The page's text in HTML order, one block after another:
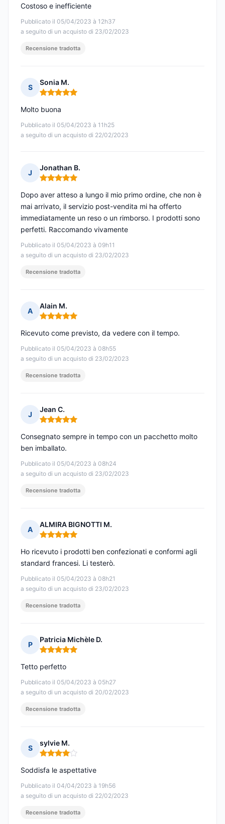
Pubblicato il 05/04/2023 à 12h37
a seguito di un acquisto di 23/02/2023
Costoso e inefficiente
Recensione tradotta
S
Sonia M.
Nota: 5 su 5
Pubblicato il 05/04/2023 à 11h25
a seguito di un acquisto di 22/02/2023
Molto buona
J
Jonathan B.
Nota: 5 su 5
Pubblicato il 05/04/2023 à 09h11
a seguito di un acquisto di 23/02/2023
Dopo aver atteso a lungo il mio primo ordine, che non è
mai arrivato, il servizio post-vendita mi ha offerto
immediatamente un reso o un rimborso. I prodotti sono
perfetti. Raccomando vivamente
Recensione tradotta
A
Alain M.
Nota: 5 su 5
Pubblicato il 05/04/2023 à 08h55
a seguito di un acquisto di 23/02/2023
Ricevuto come previsto, da vedere con il tempo.
Recensione tradotta
J
Jean C.
Nota: 5 su 5
Pubblicato il 05/04/2023 à 08h24
a seguito di un acquisto di 23/02/2023
Consegnato sempre in tempo con un pacchetto molto
ben imballato.
Recensione tradotta
A
ALMIRA BIGNOTTI M.
Nota: 5 su 5
Pubblicato il 05/04/2023 à 08h21
a seguito di un acquisto di 23/02/2023
Ho ricevuto i prodotti ben confezionati e conformi agli
standard francesi. Li testerò.
Recensione tradotta
P
Patricia Michèle D.
Nota: 5 su 5
Pubblicato il 05/04/2023 à 05h27
a seguito di un acquisto di 20/02/2023
Tetto perfetto
Recensione tradotta
S
sylvie M.
Nota: 4 su 5
Pubblicato il 04/04/2023 à 19h56
a seguito di un acquisto di 22/02/2023
Soddisfa le aspettative
Recensione tradotta